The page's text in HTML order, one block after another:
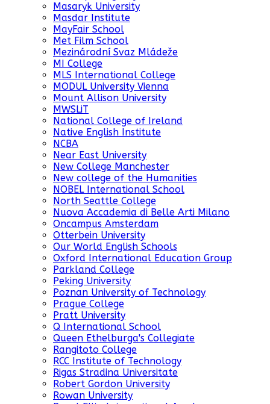
Masaryk University
Masdar Institute
MayFair School
Met Film School
Mezinárodní Svaz Mládeže
MI College
MLS International College
MODUL University Vienna
Mount Allison University
MWSLiT
National College of Ireland
Native English Institute
NCBA
Near East University
New College Manchester
New college of the Humanities
NOBEL International School
North Seattle College
Nuova Accademia di Belle Arti Milano
Oncampus Amsterdam
Otterbein University
Our World English Schools
Oxford International Education Group
Parkland College
Peking University
Poznan University of Technology
Prague College
Pratt University
Q International School
Queen Ethelburga's Collegiate
Rangitoto College
RCC Institute of Technology
Rigas Stradina Universitate
Robert Gordon University
Rowan University